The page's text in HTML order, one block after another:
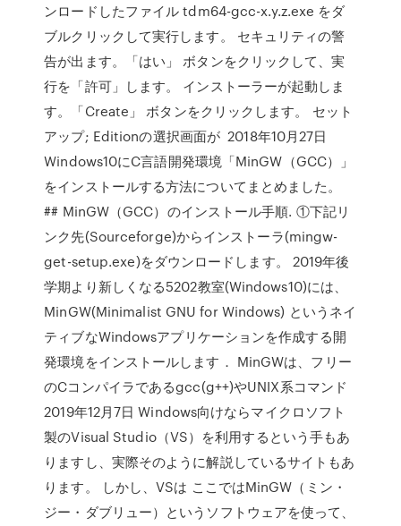
ンロードしたファイル tdm64-gcc-x.y.z.exe をダ
ブルクリックして実行します。 セキュリティの警
告が出ます。「はい」 ボタンをクリックして、実
行を「許可」します。 インストーラーが起動しま
す。「Create」 ボタンをクリックします。 セット
アップ; Editionの選択画面が 2018年10月27日
Windows10にC言語開発環境「MinGW（GCC）」
をインストールする方法についてまとめました。
## MinGW（GCC）のインストール手順. ①下記リ
ンク先(Sourceforge)からインストーラ(mingw-
get-setup.exe)をダウンロードします。 2019年後
学期より新しくなる5202教室(Windows10)には、
MinGW(Minimalist GNU for Windows) というネイ
ティブなWindowsアプリケーションを作成する開
発環境をインストールします． MinGWは、フリー
のCコンパイラであるgcc(g++)やUNIX系コマンド
2019年12月7日 Windows向けならマイクロソフト
製のVisual Studio（VS）を利用するという手もあ
りますし、実際そのように解説しているサイトもあ
ります。 しかし、VSは ここではMinGW（ミン・
ジー・ダブリュー）というソフトウェアを使って、